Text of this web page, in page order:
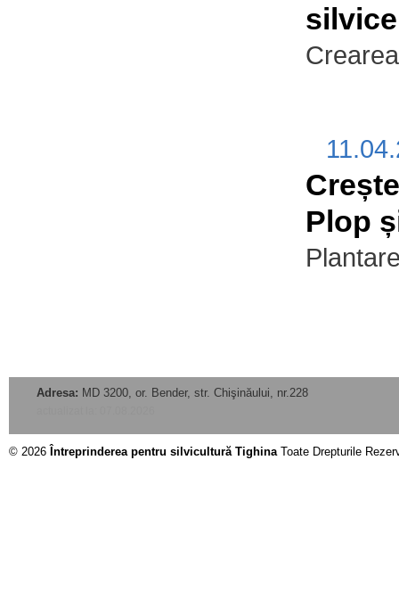
silvice
Plop
Adresa: MD 3200, or. Bender, str. Chişinăului, nr.228
© 2026 Întreprinderea pentru silvicultură TighinaToate Drepturile